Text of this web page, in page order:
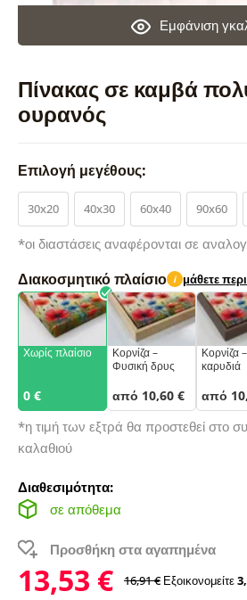
Πίνακας σε καμβά
ουρανός
Εμφάνιση
Επιλογή μεγέθους:
30x20 40x30 60x40 90x60
*οι διαστάσεις αναφέρονται σε
Διακοσμητικό πλαίσιο i μάθετε
Χωρίς πλαίσιο
0 €
Κορνίζα –
Φυσική δρυς
από 10,60 €
Κορνίζα
καρυδιά
από
*η τιμή των εξτρά θα προστεθεί στο
καλαθιού
Διαθεσιμότητα:
σε απόθεμα
Προσθήκη στα αγαπημένα
13,53 € 16,91 € Εξοικονομείτε